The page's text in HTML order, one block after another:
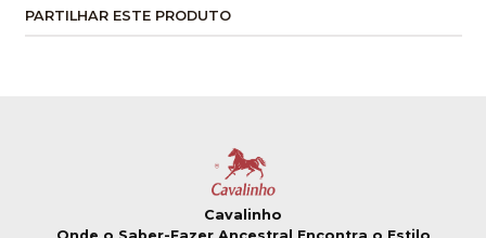
PARTILHAR ESTE PRODUTO
Cavalinho